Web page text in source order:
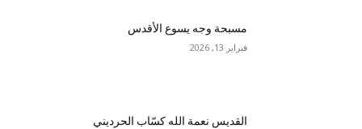
مسبحة وجه يسوع الأقدس
فبراير 13, 2026
القديس نعمة الله كسّاب الحرديني